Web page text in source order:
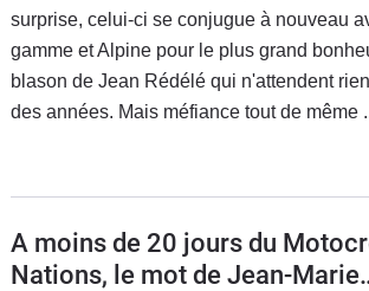
surprise, celui-ci se conjugue à nouveau
gamme et Alpine pour le plus grand
blason de Jean Rédélé qui n'attendent
des années. Mais méfiance tout de même
A moins de 20 jours du Motocross des
Nations, le mot de Jean-Marie